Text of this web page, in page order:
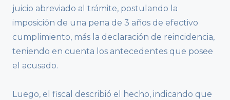
juicio abreviado al trámite, postulando la
imposición de una pena de 3 años de efectivo
cumplimiento, más la declaración de reincidencia,
teniendo en cuenta los antecedentes que posee
el acusado.
Luego, el fiscal describió el hecho, indicando que